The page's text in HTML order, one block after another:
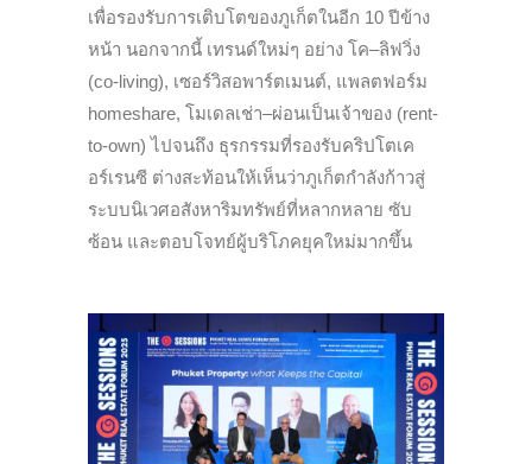
เพื่อรองรับการเติบโตของภูเก็ตในอีก 10 ปีข้าง
หน้า นอกจากนี้ เทรนด์ใหม่ๆ อย่าง โค–ลิฟวิ่ง
(co-living), เซอร์วิสอพาร์ตเมนต์, แพลตฟอร์ม
homeshare, โมเดลเช่า–ผ่อนเป็นเจ้าของ (rent-
to-own) ไปจนถึง ธุรกรรมที่รองรับคริปโตเค
อร์เรนซี ต่างสะท้อนให้เห็นว่าภูเก็ตกำลังก้าวสู่
ระบบนิเวศอสังหาริมทรัพย์ที่หลากหลาย ซับ
ซ้อน และตอบโจทย์ผู้บริโภคยุคใหม่มากขึ้น